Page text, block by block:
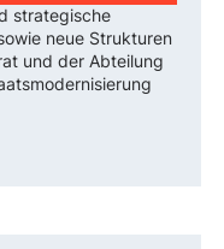
strategische
neue Strukturen
und der Abteilung